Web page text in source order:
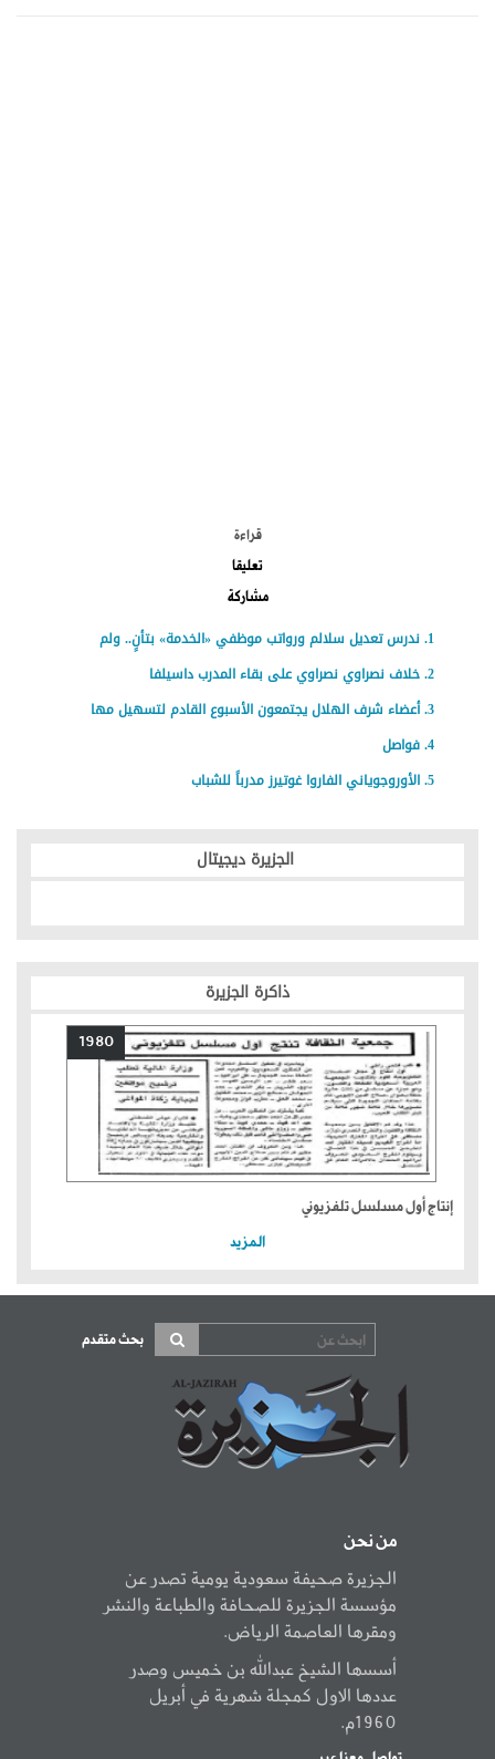
قراءة
تعليقا
مشاركة
ندرس تعديل سلالم ورواتب موظفي «الخدمة» بتأنٍ.. ولم
خلاف نصراوي نصراوي على بقاء المدرب داسيلفا
أعضاء شرف الهلال يجتمعون الأسبوع القادم لتسهيل مها
فواصل
الأوروجوياني الفاروا غوتيرز مدرباً للشباب
الجزيرة ديجيتال
ذاكرة الجزيرة
1980
إنتاج أول مسلسل تلفزيوني
المزيد
بحث متقدم
من نحن
الجزيرة صحيفة سعودية يومية تصدر عن
مؤسسة الجزيرة للصحافة والطباعة والنشر
ومقرها العاصمة الرياض.
أسسها الشيخ عبدالله بن خميس وصدر
عددها الاول كمجلة شهرية في أبريل
1960م.